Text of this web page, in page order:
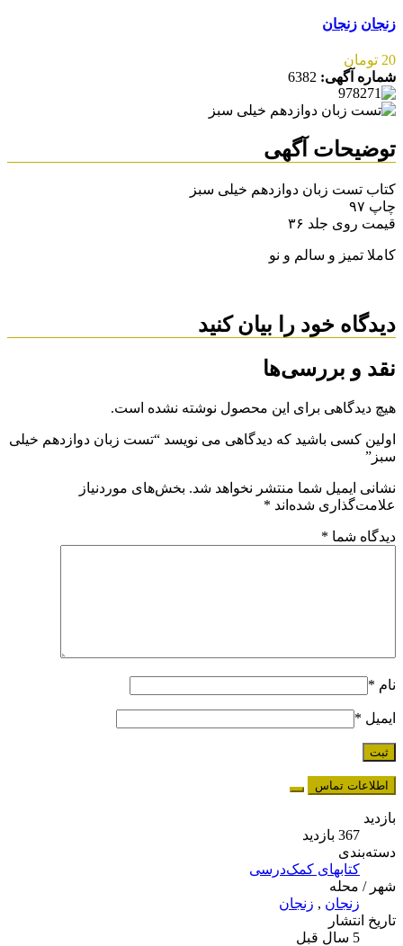
زنجان زنجان
20 تومان
شماره آگهی: 6382
توضیحات آگهی
کتاب تست زبان دوازدهم خیلی سبز
چاپ ۹۷
قیمت روی جلد ۳۶
کاملا تمیز و سالم و نو
دیدگاه خود را بیان کنید
نقد و بررسی‌ها
هیچ دیدگاهی برای این محصول نوشته نشده است.
اولین کسی باشید که دیدگاهی می نویسد “تست زبان دوازدهم خیلی
سبز”
نشانی ایمیل شما منتشر نخواهد شد.بخش‌های موردنیاز
علامت‌گذاری شده‌اند *
دیدگاه شما *
نام *
ایمیل *
اطلاعات تماس
بازدید
367 بازدید
دسته‌بندی
کتابهای کمک‌درسی
شهر / محله
زنجان, زنجان
تاریخ انتشار
5 سال قبل